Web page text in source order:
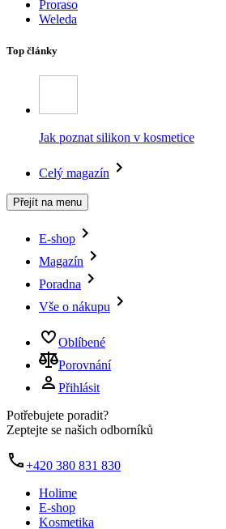
Proraso
Weleda
Top články
Jak poznat silikon v kosmetice
Celý magazín
Přejít na menu
E-shop
Magazín
Poradna
Vše o nákupu
Oblíbené
Porovnání
Přihlásit
Potřebujete poradit?
Zeptejte se našich odborníků
+420 380 831 830
Holime
E-shop
Kosmetika